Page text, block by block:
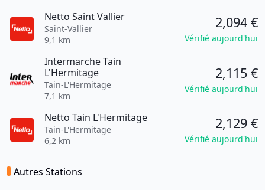
Netto Saint Vallier
Saint-Vallier
9,1 km
2,094 €
Vérifié aujourd'hui
Intermarche Tain
L'Hermitage
Tain-L'Hermitage
7,1 km
2,115 €
Vérifié aujourd'hui
Netto Tain L'Hermitage
Tain-L'Hermitage
6,2 km
2,129 €
Vérifié aujourd'hui
Autres Stations